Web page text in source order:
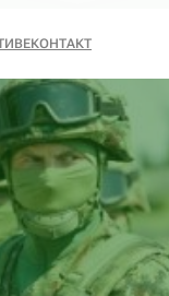
КОНТАКТ